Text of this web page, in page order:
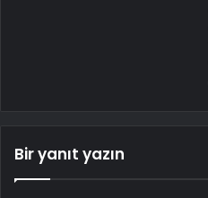
Bir yanıt yazın